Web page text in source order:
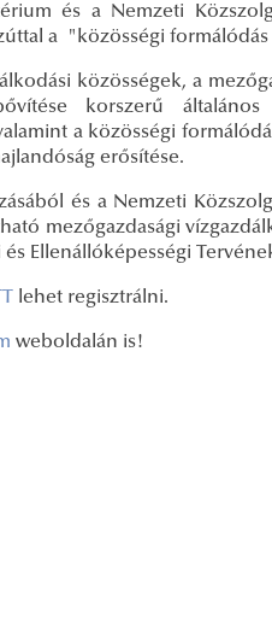
és a Nemzeti
a "közösségi
közösségek, a
korszerű
a közösségi
erősítése.
és a Nemzeti
mezőgazdasági
Ellenállóképességi
lehet regisztrálni.
weboldalán is!